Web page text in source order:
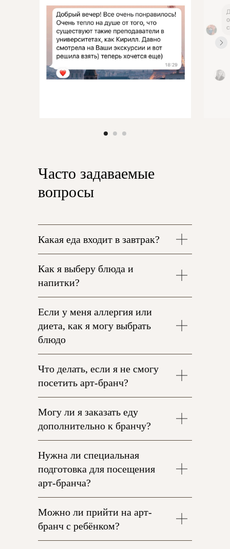
Часто задаваемые
вопросы
Какая еда входит в завтрак?
Как я выберу блюда и
напитки?
Если у меня аллергия или
диета, как я могу выбрать
блюдо
Что делать, если я не смогу
посетить арт-бранч?
Могу ли я заказать еду
дополнительно к бранчу?
Нужна ли специальная
подготовка для посещения
арт-бранча?
Можно ли прийти на арт-
бранч с ребёнком?